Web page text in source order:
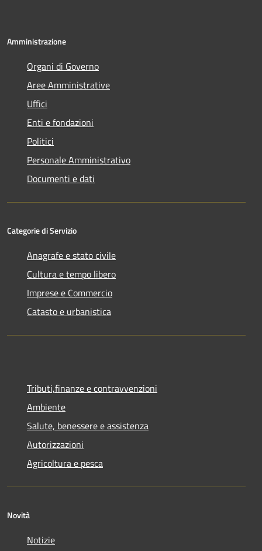
Amministrazione
Organi di Governo
Aree Amministrative
Uffici
Enti e fondazioni
Politici
Personale Amministrativo
Documenti e dati
Categorie di Servizio
Anagrafe e stato civile
Cultura e tempo libero
Imprese e Commercio
Catasto e urbanistica
Tributi,finanze e contravvenzioni
Ambiente
Salute, benessere e assistenza
Autorizzazioni
Agricoltura e pesca
Novità
Notizie